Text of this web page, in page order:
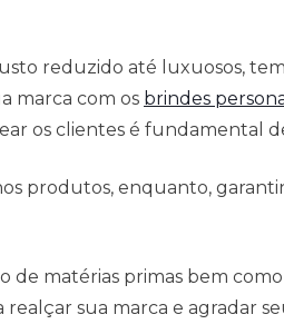
reduzido até luxuosos,
marca com os brindes
os clientes é fundamental
produtos, enquanto,
de matérias primas bem
sua marca e agradar